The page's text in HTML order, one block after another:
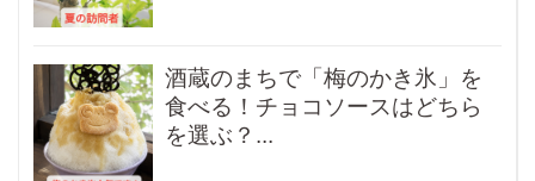
酒蔵のまちで「梅のかき氷」を
食べる！チョコソースはどちら
を選ぶ？...